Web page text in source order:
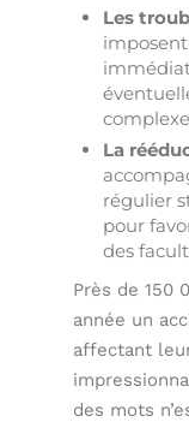
Les
La
régulier
pour
des
Près de 150
année un
affectant
des mots